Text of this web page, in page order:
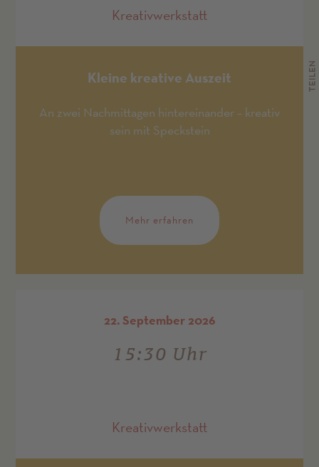
Kreativwerkstatt
Kleine kreative Auszeit
An zwei Nachmittagen hintereinander – kreativ
sein mit Speckstein
Mehr erfahren
22. September 2026
15:30 Uhr
Kreativwerkstatt
TEILEN